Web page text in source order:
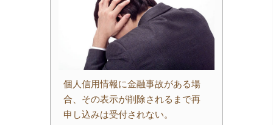
個人信用情報に金融事故がある場
合、その表示が削除されるまで再
申し込みは受付されない。